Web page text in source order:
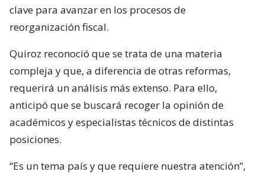
clave para avanzar en los procesos de
reorganización fiscal.
Quiroz reconoció que se trata de una materia
compleja y que, a diferencia de otras reformas,
requerirá un análisis más extenso. Para ello,
anticipó que se buscará recoger la opinión de
académicos y especialistas técnicos de distintas
posiciones.
“Es un tema país y que requiere nuestra atención”,